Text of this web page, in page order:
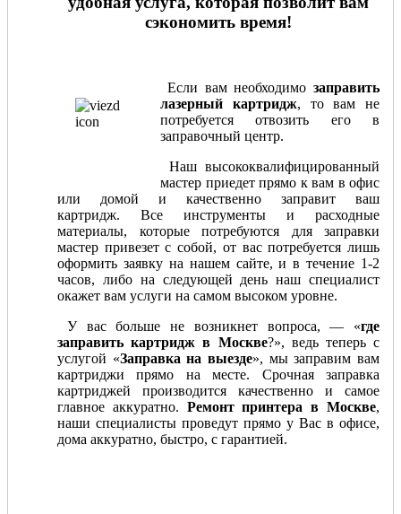
сэкономить время!
Если вам необходимо заправить
лазерный картридж, то вам не
потребуется отвозить его в
заправочный центр.
Наш высококвалифицированный
мастер приедет прямо к вам в офис
или домой и качественно заправит ваш
картридж. Все инструменты и расходные
материалы, которые потребуются для заправки
мастер привезет с собой, от вас потребуется лишь
оформить заявку на нашем сайте, и в течение 1-2
часов, либо на следующей день наш специалист
окажет вам услуги на самом высоком уровне.
У вас больше не возникнет вопроса, — «где
заправить картридж в Москве?», ведь теперь с
услугой «Заправка на выезде», мы заправим вам
картриджи прямо на месте. Срочная заправка
картриджей производится качественно и самое
главное аккуратно. Ремонт принтера в Москве,
наши специалисты проведут прямо у Вас в офисе,
дома аккуратно, быстро, с гарантией.